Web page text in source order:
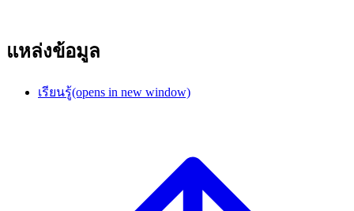
แหล่งข้อมูล
เรียนรู้(opens in new window)